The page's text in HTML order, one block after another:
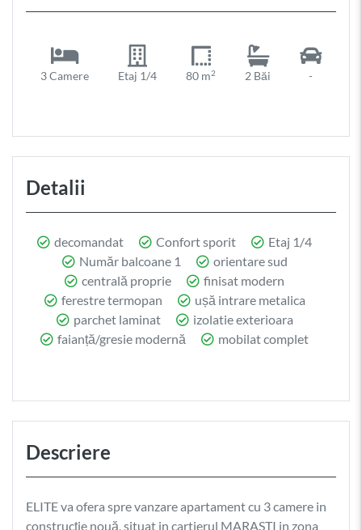
3 Camere Etaj 1/4 80 m2 2 Băi -
Detalii
decomandat Confort sporit
Etaj 1/4
Număr balcoane 1
orientare sud
centrală proprie
finisat modern
ferestre termopan
ușă intrare metalica
parchet laminat
izolatie exterioara
faianță/gresie modernă
mobilat complet
Descriere
ELITE va ofera spre vanzare apartament cu 3 camere in
construcție nouă, situat in cartierul MARASTI in zona